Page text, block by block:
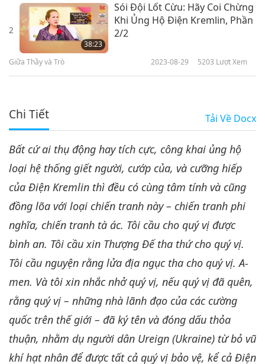
2
38:23
Sói Đội Lốt Cừu: Hãy Coi Chừng
Khi Ủng Hộ Điện Kremlin, Phần
2/2
Giữa Thầy và Trò 2023-08-29 5203 Lượt Xem
Chi Tiết Tải Về Docx
Bất cứ ai thụ động hay tích cực, công khai ủng hộ
loại hệ thống giết người, cướp của, và cưỡng hiếp
của Điện Kremlin thì đều có cùng tâm tính và cũng
đồng lõa với loại chiến tranh này – chiến tranh phi
nghĩa, chiến tranh tà ác. Tôi cầu cho quý vị được
bình an. Tôi cầu xin Thượng Đế tha thứ cho quý vị.
Tôi cầu nguyện rằng lửa địa ngục tha cho quý vị. A-
men. Và tôi xin nhắc nhở quý vị, nếu quý vị đã quên,
rằng quý vị – những nhà lãnh đạo của các cường
quốc trên thế giới – đã ký tên và đóng dấu thỏa
thuận, nhằm dụ người dân Ureign (Ukraine) từ bỏ vũ
khí hạt nhân để được tất cả quý vị bảo vệ, kể cả Điện